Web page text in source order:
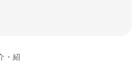
・紹